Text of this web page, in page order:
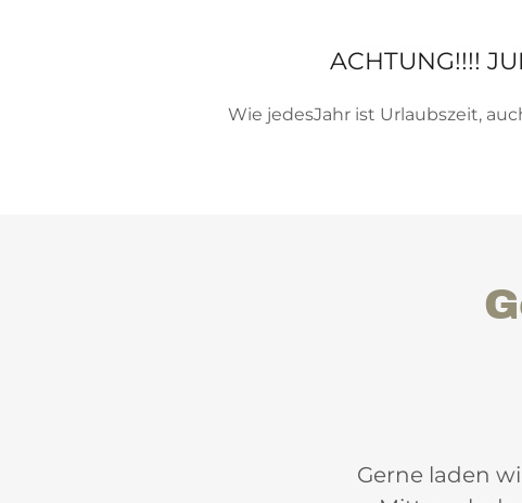
ACHTUNG!!!!
Wie jedesJahr ist Urlaubszeit,
Gerne laden